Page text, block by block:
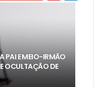
PAI E MEIO-IRMÃO
OCULTAÇÃO DE